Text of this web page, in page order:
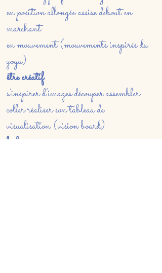
en position allongée assise debout en
marchant
en mouvement (mouvements inspirés du
yoga)
être créatif
s’inspirer d’images découper assembler
coller réaliser son tableau de
visualisation (vision board)
lâcher prise